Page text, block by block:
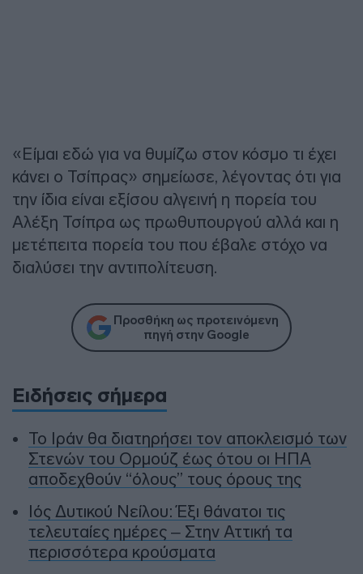
«Είμαι εδώ για να θυμίζω στον κόσμο τι έχει
κάνει ο Τσίπρας» σημείωσε, λέγοντας ότι για
την ίδια είναι εξίσου αλγεινή η πορεία του
Αλέξη Τσίπρα ως πρωθυπουργού αλλά και η
μετέπειτα πορεία του που έβαλε στόχο να
διαλύσει την αντιπολίτευση.
Προσθήκη ως προτεινόμενη
πηγή στην Google
Ειδήσεις σήμερα
To Ιράν θα διατηρήσει τον αποκλεισμό των
Στενών του Ορμούζ έως ότου οι ΗΠΑ
αποδεχθούν “όλους” τους όρους της
Ιός Δυτικού Νείλου: Έξι θάνατοι τις
τελευταίες ημέρες – Στην Αττική τα
περισσότερα κρούσματα